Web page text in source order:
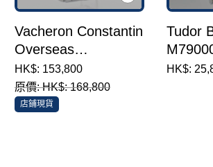
Vacheron Constantin
Overseas
4500V_110A-B483
原價: HK$: 168,800
HK$: 153,800
店鋪現貨
Tudor
HK$: